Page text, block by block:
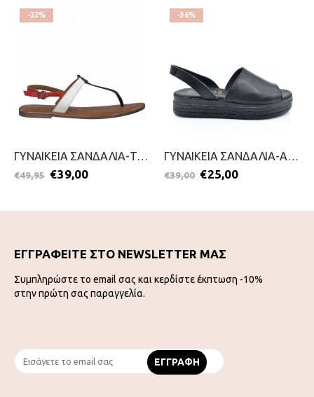
-22%
ΓΥΝΑΙΚΕΙΑ ΣΑΝΔΑΛΙΑ-TAMARIS-2199-0087-ΜΠΛΕ
€49,95 €39,00
-36%
ΓΥΝΑΙΚΕΙΑ ΣΑΝΔΑΛΙΑ-AMELIA-2099-0270-ΜΑΥΡΟ
€39,00 €25,00
ΕΓΓΡΑΦΕΙΤΕ ΣΤΟ NEWSLETTER ΜΑΣ
Συμπληρώστε το email σας και κερδίστε έκπτωση -10%
στην πρώτη σας παραγγελία.